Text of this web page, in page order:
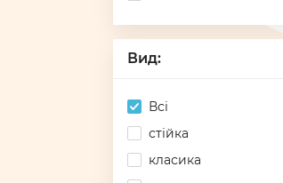
Вид:
Всі
стійка
класика